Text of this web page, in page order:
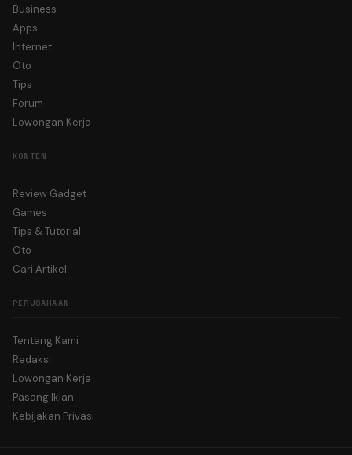
Business
Apps
Internet
Oto
Tips
Forum
Lowongan Kerja
KONTEN
Review Gadget
Games
Tips & Tutorial
Oto
Cari Artikel
PERUSAHAAN
Tentang Kami
Redaksi
Lowongan Kerja
Pasang Iklan
Kebijakan Privasi